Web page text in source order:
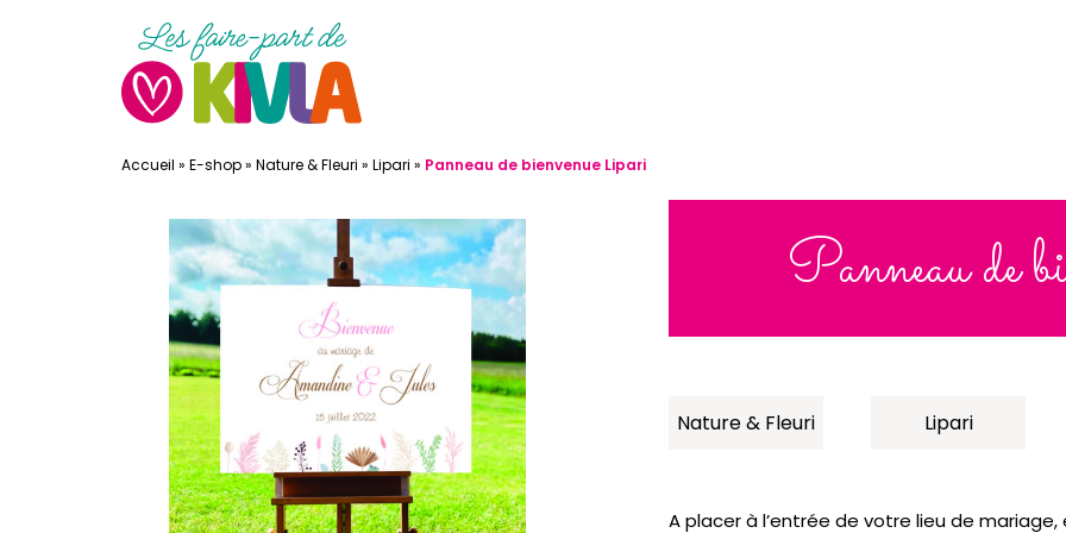
Accueil » E-shop» Nature & Fleuri » Lipari » Panneau de bienvenue Lipari
Panneau de
Nature & Fleuri Lipari
A placer à l’entrée de votre lieu de mariage,